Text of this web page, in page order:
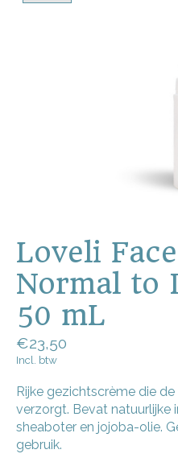
Loveli
Normal to
50 mL
€23,50
Incl. btw
Rijke gezichtscrème die
verzorgt. Bevat natuurlijke
sheaboter en jojoba-olie.
gebruik.